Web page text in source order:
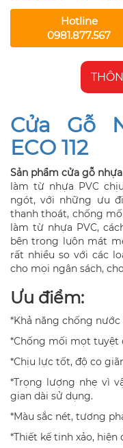
Hotline
0981.877.567
Cửa Gỗ
ECO 112
Sản phẩm cửa gỗ
làm từ nhựa PVC
ngót, với những ưu
thanh thoát, chống
làm từ nhựa PVC,
bên trong luôn mát
rất nhiều so với các
cho mọi ngân sách,
Ưu điểm:
*Khả năng chống
*Chống mối mọt tuyệt
*Chịu lực tốt, độ co
*Trọng lượng nhẹ vì
gian dài sử dụng.
*Màu sắc nét, tương
*Thiết kế tinh xảo, hiện